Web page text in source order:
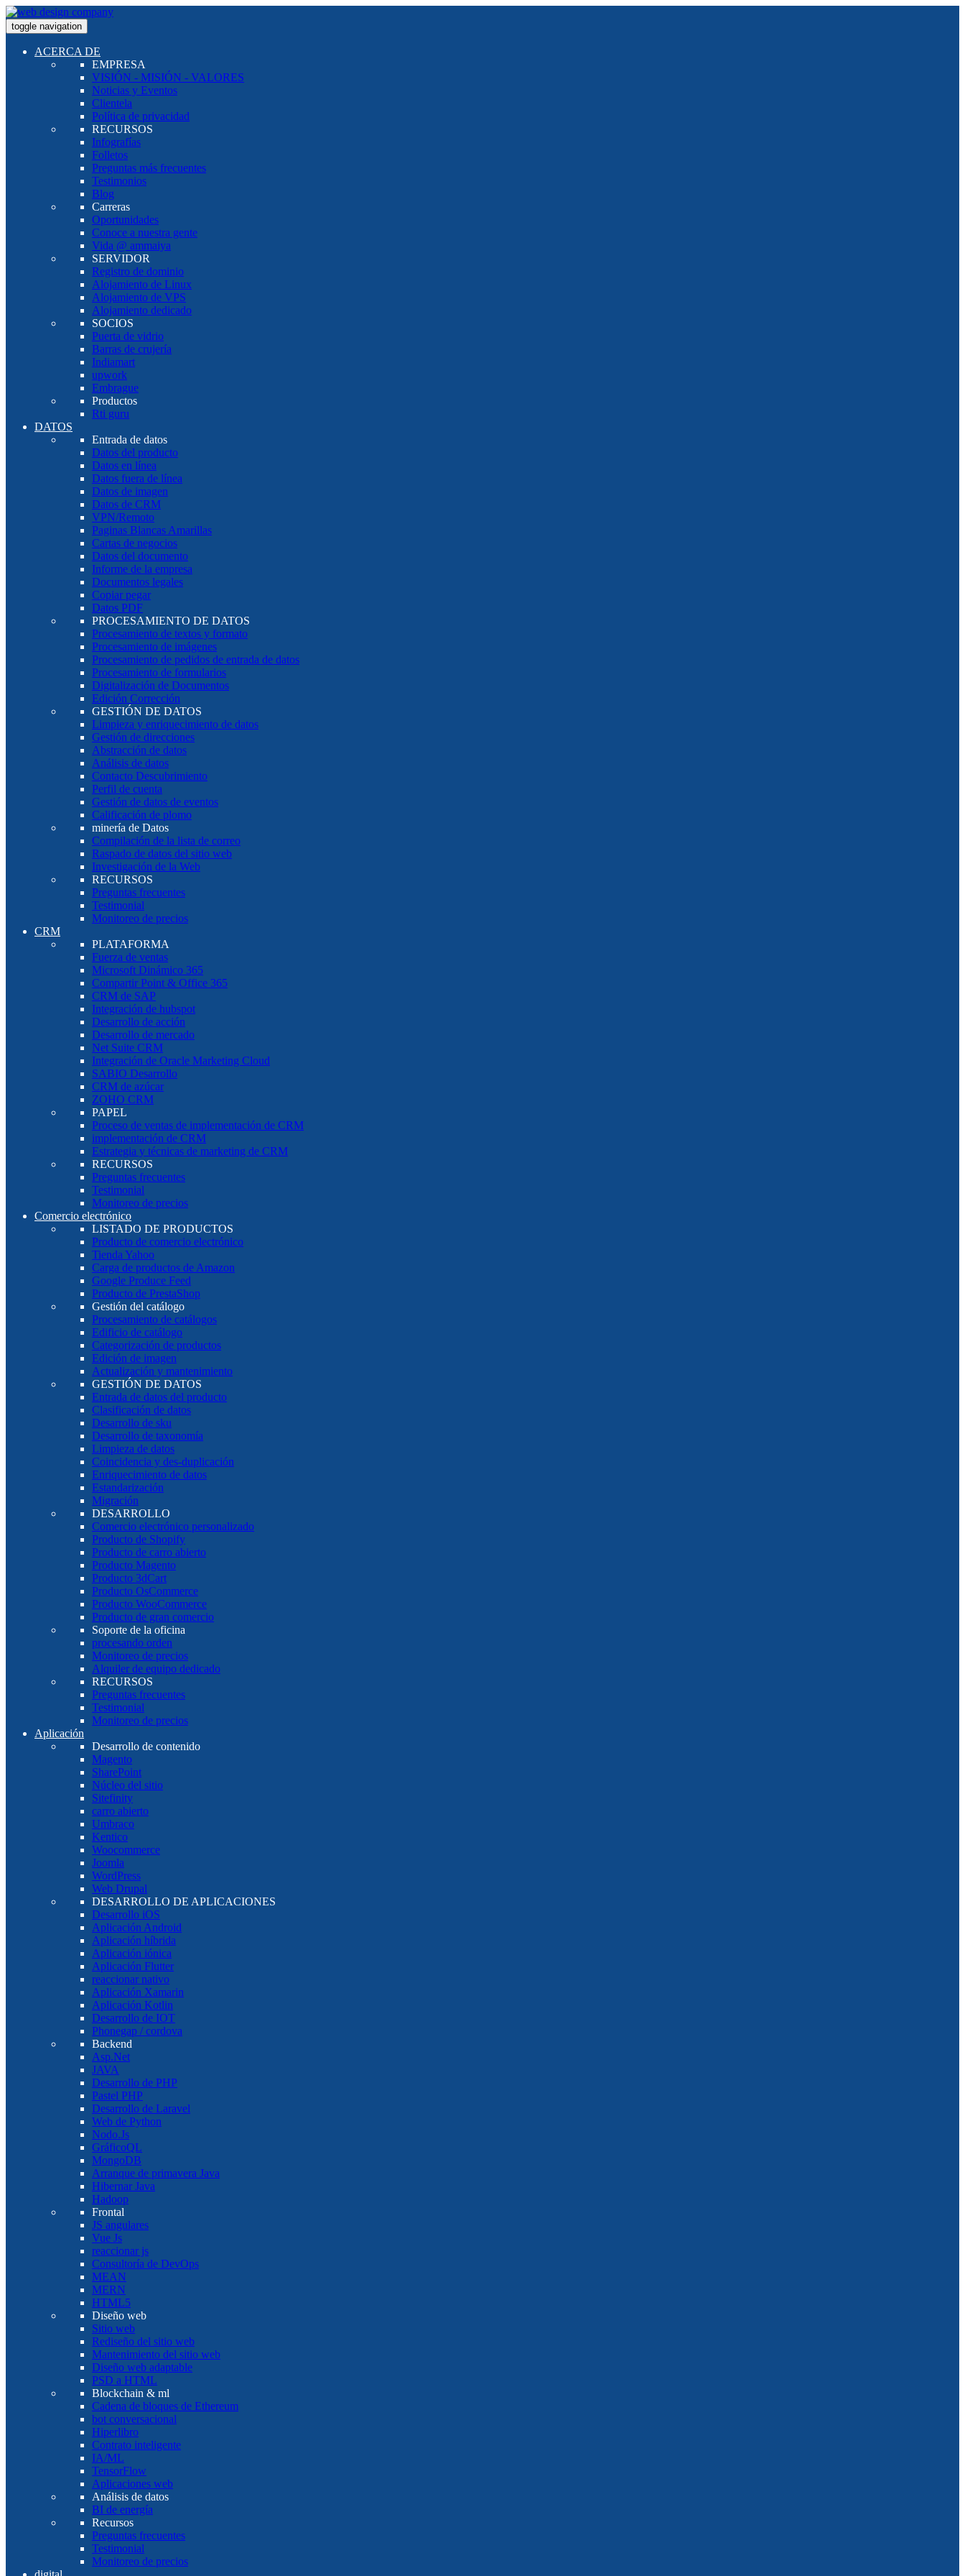
toggle navigation
ACERCA DE
EMPRESA
VISIÓN - MISIÓN - VALORES
Noticias y Eventos
Clientela
Política de privacidad
RECURSOS
Infografías
Folletos
Preguntas más frecuentes
Testimonios
Blog
Carreras
Oportunidades
Conoce a nuestra gente
Vida @ ammaiya
SERVIDOR
Registro de dominio
Alojamiento de Linux
Alojamiento de VPS
Alojamiento dedicado
SOCIOS
Puerta de vidrio
Barras de crujería
Indiamart
upwork
Embrague
Productos
Rti guru
DATOS
Entrada de datos
Datos del producto
Datos en línea
Datos fuera de línea
Datos de imagen
Datos de CRM
VPN/Remoto
Paginas Blancas Amarillas
Cartas de negocios
Datos del documento
Informe de la empresa
Documentos legales
Copiar pegar
Datos PDF
PROCESAMIENTO DE DATOS
Procesamiento de textos y formato
Procesamiento de imágenes
Procesamiento de pedidos de entrada de datos
Procesamiento de formularios
Digitalización de Documentos
Edición Corrección
GESTIÓN DE DATOS
Limpieza y enriquecimiento de datos
Gestión de direcciones
Abstracción de datos
Análisis de datos
Contacto Descubrimiento
Perfil de cuenta
Gestión de datos de eventos
Calificación de plomo
minería de Datos
Compilación de la lista de correo
Raspado de datos del sitio web
Investigación de la Web
RECURSOS
Preguntas frecuentes
Testimonial
Monitoreo de precios
CRM
PLATAFORMA
Fuerza de ventas
Microsoft Dinámico 365
Compartir Point & Office 365
CRM de SAP
Integración de hubspot
Desarrollo de acción
Desarrollo de mercado
Net Suite CRM
Integración de Oracle Marketing Cloud
SABIO Desarrollo
CRM de azúcar
ZOHO CRM
PAPEL
Proceso de ventas de implementación de CRM
implementación de CRM
Estrategia y técnicas de marketing de CRM
RECURSOS
Preguntas frecuentes
Testimonial
Monitoreo de precios
Comercio electrónico
LISTADO DE PRODUCTOS
Producto de comercio electrónico
Tienda Yahoo
Carga de productos de Amazon
Google Produce Feed
Producto de PrestaShop
Gestión del catálogo
Procesamiento de catálogos
Edificio de catálogo
Categorización de productos
Edición de imagen
Actualización y mantenimiento
GESTIÓN DE DATOS
Entrada de datos del producto
Clasificación de datos
Desarrollo de sku
Desarrollo de taxonomía
Limpieza de datos
Coincidencia y des-duplicación
Enriquecimiento de datos
Estandarización
Migración
DESARROLLO
Comercio electrónico personalizado
Producto de Shopify
Producto de carro abierto
Producto Magento
Producto 3dCart
Producto OsCommerce
Producto WooCommerce
Producto de gran comercio
Soporte de la oficina
procesando orden
Monitoreo de precios
Alquiler de equipo dedicado
RECURSOS
Preguntas frecuentes
Testimonial
Monitoreo de precios
Aplicación
Desarrollo de contenido
Magento
SharePoint
Núcleo del sitio
Sitefinity
carro abierto
Umbraco
Kentico
Woocommerce
Joomla
WordPress
Web Drupal
DESARROLLO DE APLICACIONES
Desarrollo iOS
Aplicación Android
Aplicación híbrida
Aplicación iónica
Aplicación Flutter
reaccionar nativo
Aplicación Xamarin
Aplicación Kotlin
Desarrollo de IOT
Phonegap / cordova
Backend
Asp.Net
JAVA
Desarrollo de PHP
Pastel PHP
Desarrollo de Laravel
Web de Python
Nodo.Js
GráficoQL
MongoDB
Arranque de primavera Java
Hibernar Java
Hadoop
Frontal
JS angulares
Vue Js
reaccionar js
Consultoría de DevOps
MEAN
MERN
HTML5
Diseño web
Sitio web
Rediseño del sitio web
Mantenimiento del sitio web
Diseño web adaptable
PSD a HTML
Blockchain & ml
Cadena de bloques de Ethereum
bot conversacional
Hiperlibro
Contrato inteligente
IA/ML
TensorFlow
Aplicaciones web
Análisis de datos
BI de energía
Recursos
Preguntas frecuentes
Testimonial
Monitoreo de precios